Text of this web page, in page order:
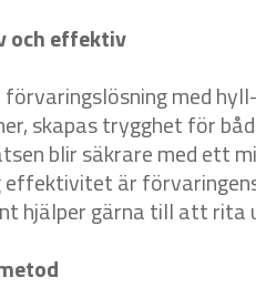
och effektiv
förvaringslösning med
skapas trygghet för
blir säkrare med ett
effektivitet är
hjälper gärna till att rita